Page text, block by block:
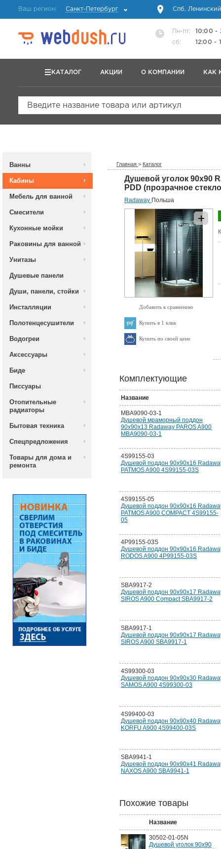
Ваш регион: Санкт-Петербург Спб,
Пн-пт:
10:00 -
сб:
12:00 -
КАТАЛОГ АКЦИИ О КОМПАНИИ КАК
Введите название товара или артикул
Ванны
Кабины
Мебель для ванной
Смесители
Кухонные мойки
Раковины для ванной
Унитазы
Душевые панели
Души, панели, стойки
Инсталляции
Полотенцесушители
Водогреи
Аксессуары
Биде
Писсуары
Отопительные
радиаторы
Бытовая техника
Спецпредложения
Товары для дома и
ремонта
Главная > Каталог
Душевой уголок 90х90
PDD (прозрачное
Radaway Польша
Добавить к сравнению
Купить в 1 клик
Купить по своей цене
Комплектующие
Название
MBA9090-03-1
Душевой мраморный поддон
90х90х13 Radaway PAROS A900
MBA9090-03-1
4S99155-03
Душевой поддон 90х90х16
PATMOS A900 4S99155-03S
4S99155-05
Душевой поддон 90х90х16
PATMOS A900 COMPACT 4S99155-
05
4P99155-03S
Душевой поддон 90х90х16
RODOS A900 4P99155-03S
SBA9917-2
Душевой поддон 90х90х17
SIROS A900 Compact SBA9917-2
SBA9917-1
Душевой поддон 90х90х17
SIROS A900 SBA9917-1
4S99300-03
Душевой поддон 90х90х30
SAMOS A900 4S99300-03
4S99400-03
Душевой поддон 90х90х40
KORFU A900 4S99400-03S
SBA9941-1
Душевой поддон 90х90х41
NAXOS A900 SBA9941-1
Похожие товары
Название
30502-01-05N
Душевой уголок 90х90